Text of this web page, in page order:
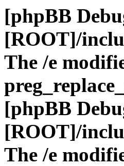
[phpBB
[ROOT]/
The /e
[phpBB
[ROOT]/
The /e